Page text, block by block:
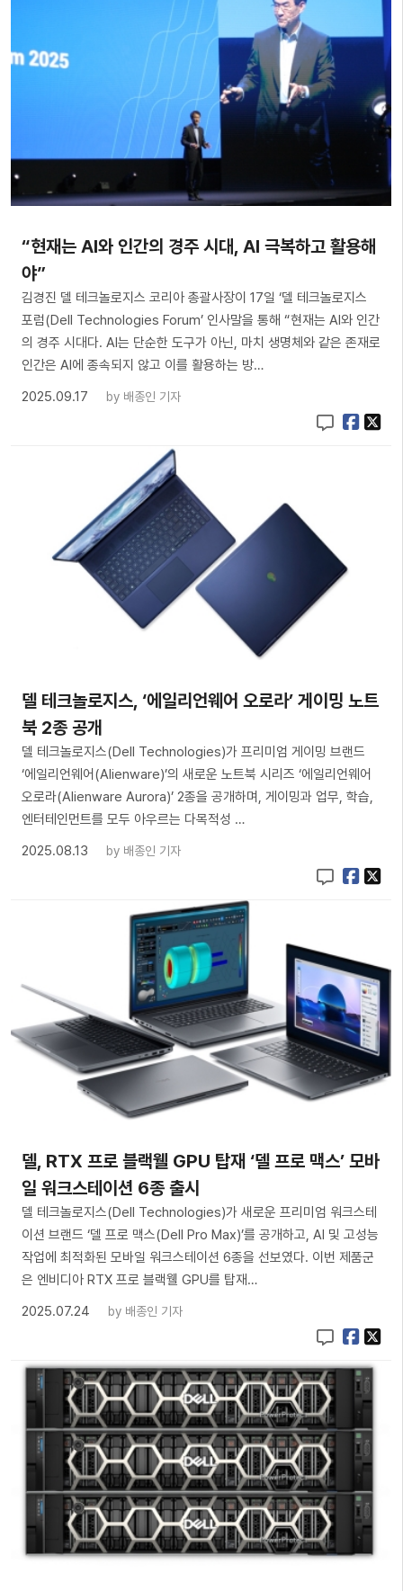
“현재는 AI와 인간의 경주 시대, AI 극복하고 활용해
야”
김경진 델 테크놀로지스 코리아 총괄사장이 17일 ‘델 테크놀로지스
포럼(Dell Technologies Forum’ 인사말을 통해 “현재는 AI와 인간
의 경주 시대다. AI는 단순한 도구가 아닌, 마치 생명체와 같은 존재로
인간은 AI에 종속되지 않고 이를 활용하는 방…
2025.09.17
by 배종인 기자
델 테크놀로지스, ‘에일리언웨어 오로라’ 게이밍 노트
북 2종 공개
델 테크놀로지스(Dell Technologies)가 프리미엄 게이밍 브랜드
‘에일리언웨어(Alienware)’의 새로운 노트북 시리즈 ‘에일리언웨어
오로라(Alienware Aurora)’ 2종을 공개하며, 게이밍과 업무, 학습,
엔터테인먼트를 모두 아우르는 다목적성 …
2025.08.13
by 배종인 기자
델, RTX 프로 블랙웰 GPU 탑재 ‘델 프로 맥스’ 모바
일 워크스테이션 6종 출시
델 테크놀로지스(Dell Technologies)가 새로운 프리미엄 워크스테
이션 브랜드 ‘델 프로 맥스(Dell Pro Max)’를 공개하고, AI 및 고성능
작업에 최적화된 모바일 워크스테이션 6종을 선보였다. 이번 제품군
은 엔비디아 RTX 프로 블랙웰 GPU를 탑재…
2025.07.24
by 배종인 기자